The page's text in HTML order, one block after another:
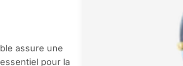
assure une
pour la